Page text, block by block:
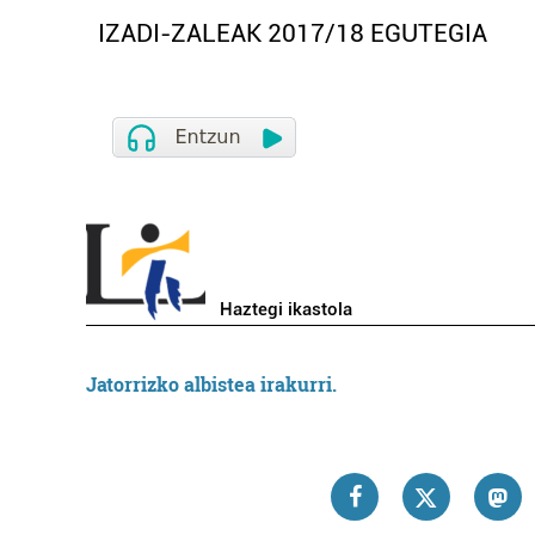
IZADI-ZALEAK 2017/18 EGUTEGIA
Haztegi ikastola
Jatorrizko albistea irakurri.